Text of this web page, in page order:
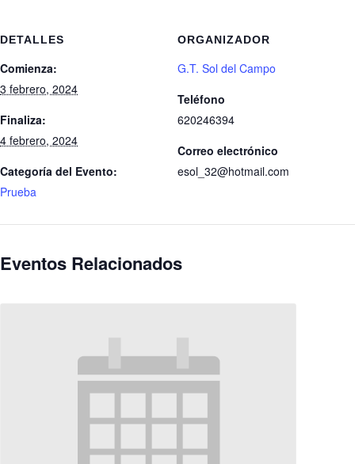
DETALLES
Comienza:
3 febrero, 2024
Finaliza:
4 febrero, 2024
Categoría del Evento:
Prueba
ORGANIZADOR
G.T. Sol del Campo
Teléfono
620246394
Correo electrónico
esol_32@hotmail.com
Eventos Relacionados